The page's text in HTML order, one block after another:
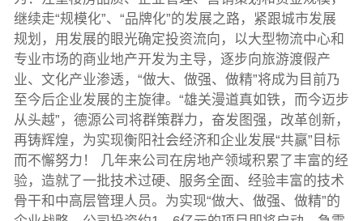
继续走“规模化”、“品牌化”的发展之路，紧跟城市发展
规划，用发展的眼光确定投资流向，以大型物流中心和
专业市场的商业地产开发为主导，逐步向旅游渡假产
业、文化产业渗透，“做大、做强、做精”将成为目前乃
至今后企业发展的主旋律。“雄关漫道真如铁，而今迈步
从头越”，德源公司将群策群力，奋发图强，改革创新，
再铸辉煌，为实现衡阳社会经济和企业发展“共赢”目标
而不懈努力！ 几年来公司在房地产领域积累了丰富的经
验，造就了一批技术过硬、服务全面、经验丰富的技术
骨干和中高层管理人员。为实现“做大、做强、做精”的